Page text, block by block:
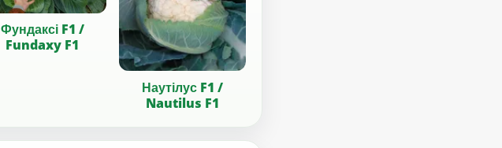
Фундаксі F1 /
Fundaxy F1
Наутілус F1 /
Nautilus F1